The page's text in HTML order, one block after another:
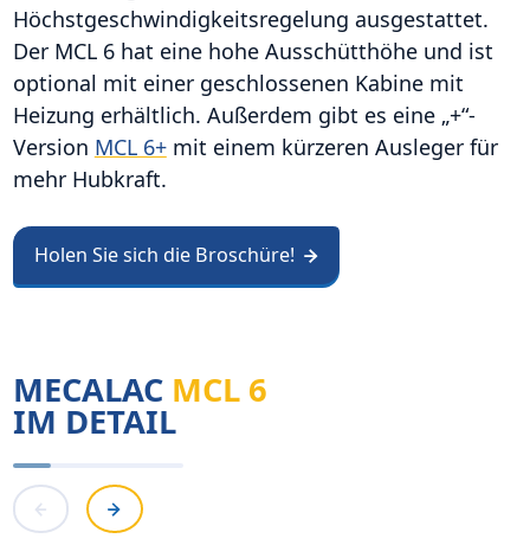
Höchstgeschwindigkeitsregelung ausgestattet.
Der MCL 6 hat eine hohe Ausschütthöhe und ist
optional mit einer geschlossenen Kabine mit
Heizung erhältlich. Außerdem gibt es eine „+“-
Version MCL 6+mit einem kürzeren Ausleger für
mehr Hubkraft.
Holen Sie sich die Broschüre!
MECALACMCL 6
IM DETAIL